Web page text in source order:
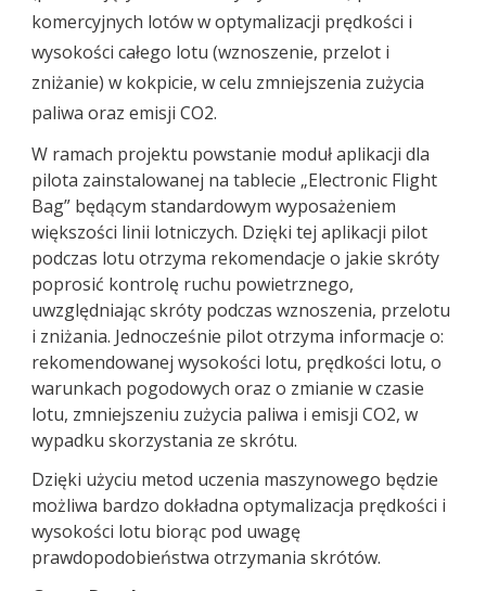
komercyjnych lotów w optymalizacji prędkości i
wysokości całego lotu (wznoszenie, przelot i
zniżanie) w kokpicie, w celu zmniejszenia zużycia
paliwa oraz emisji CO2.
W ramach projektu powstanie moduł aplikacji dla
pilota zainstalowanej na tablecie „Electronic Flight
Bag” będącym standardowym wyposażeniem
większości linii lotniczych. Dzięki tej aplikacji pilot
podczas lotu otrzyma rekomendacje o jakie skróty
poprosić kontrolę ruchu powietrznego,
uwzględniając skróty podczas wznoszenia, przelotu
i zniżania. Jednocześnie pilot otrzyma informacje o:
rekomendowanej wysokości lotu, prędkości lotu, o
warunkach pogodowych oraz o zmianie w czasie
lotu, zmniejszeniu zużycia paliwa i emisji CO2, w
wypadku skorzystania ze skrótu.
Dzięki użyciu metod uczenia maszynowego będzie
możliwa bardzo dokładna optymalizacja prędkości i
wysokości lotu biorąc pod uwagę
prawdopodobieństwa otrzymania skrótów.